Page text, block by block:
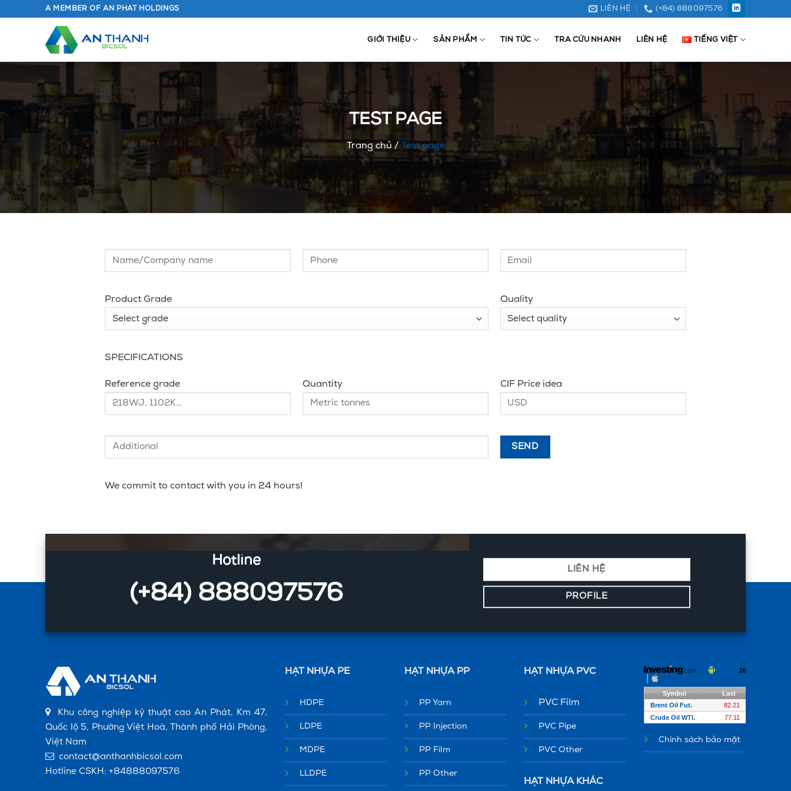
A MEMBER OF AN PHAT HOLDINGS LIÊN HỆ (+84) 888097576
GIỚI THIỆU SẢN PHẨM TIN TỨC TRA CỨU NHANH LIÊN HỆ TIẾNG VIỆT
TEST PAGE
Trang chủ / Test page
Product Grade Quality
SPECIFICATIONS
Reference grade Quantity CIF Price idea
We commit to contact with you in 24 hours!
Hotline
(+84) 888097576
LIÊN HỆ
PROFILE
Khu công nghiệp kỹ thuật cao An Phát, Km 47,
Quốc lộ 5, Phường Việt Hoà, Thành phố Hải Phòng,
Việt Nam
contact@anthanhbicsol.com
Hotline CSKH: +84888097576
HẠT NHỰA PE
HDPE
LDPE
MDPE
LLDPE
HẠT NHỰA PP
PP Yarn
PP Injection
PP Film
PP Other
HẠT NHỰA PVC
PVC Film
PVC Pipe
PVC Other
HẠT NHỰA KHÁC
Chính sách bảo mật